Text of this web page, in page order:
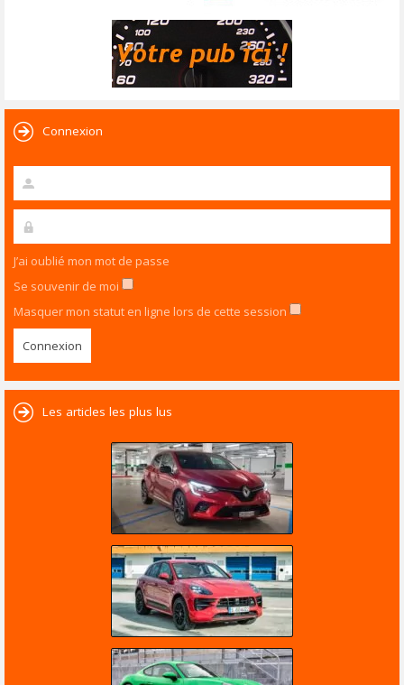
Connexion
J’ai oublié mon mot de passe
Se souvenir de moi
Masquer mon statut en ligne lors de cette session
Les articles les plus lus